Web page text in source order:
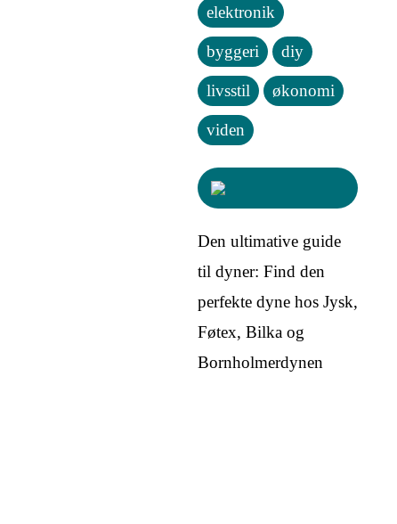
elektronik
byggeri diy
livsstil økonomi
viden
Den ultimative guide
til dyner: Find den
perfekte dyne hos Jysk,
Føtex, Bilka og
Bornholmerdynen